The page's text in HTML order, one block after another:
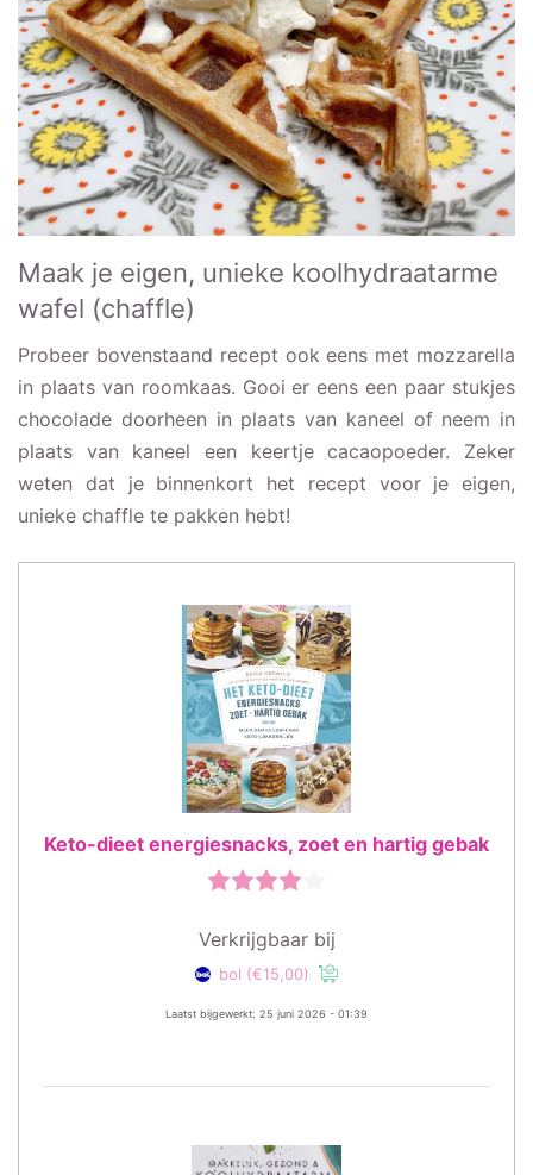
Maak je eigen, unieke koolhydraatarme
wafel (chaffle)
Probeer bovenstaand recept ook eens met mozzarella
in plaats van roomkaas. Gooi er eens een paar stukjes
chocolade doorheen in plaats van kaneel of neem in
plaats van kaneel een keertje cacaopoeder. Zeker
weten dat je binnenkort het recept voor je eigen,
unieke chaffle te pakken hebt!
Keto-dieet energiesnacks, zoet en hartig gebak
Verkrijgbaar bij
bol (€15,00)
Laatst bijgewerkt: 25 juni 2026 - 01:39